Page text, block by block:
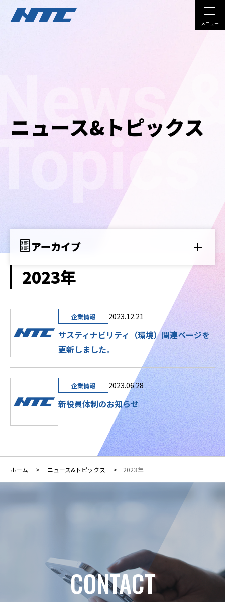
メニュー
ニュース&トピックス
アーカイブ
2023年
企業情報 2023.12.21
サスティナビリティ（環境）関連ページを
更新しました。
企業情報 2023.06.28
新役員体制のお知らせ
ホーム ニュース&トピックス 2023年
CONTACT